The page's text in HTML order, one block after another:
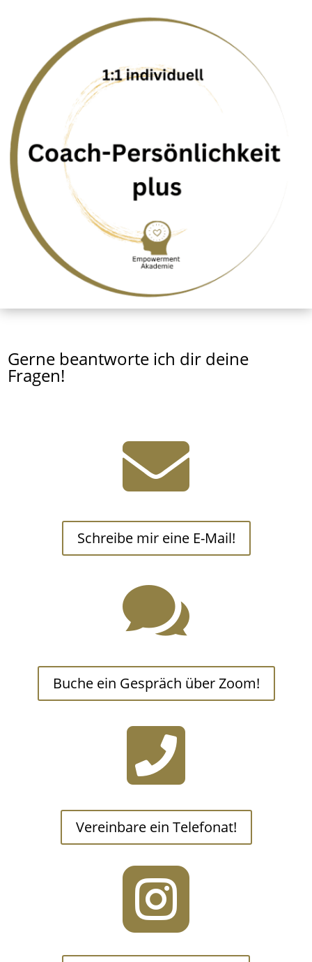
Gerne beantworte ich dir deine
Fragen!

Schreibe mir eine E-Mail!

Buche ein Gespräch über Zoom!

Vereinbare ein Telefonat!
